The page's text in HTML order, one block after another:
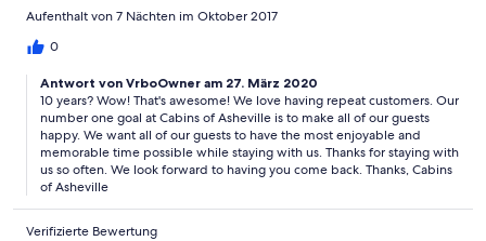
Aufenthalt von 7 Nächten im Oktober 2017
0
Antwort von VrboOwner am 27. März 2020
10 years? Wow! That's awesome! We love having repeat customers. Our
number one goal at Cabins of Asheville is to make all of our guests
happy. We want all of our guests to have the most enjoyable and
memorable time possible while staying with us. Thanks for staying with
us so often. We look forward to having you come back. Thanks, Cabins
of Asheville
Verifizierte Bewertung